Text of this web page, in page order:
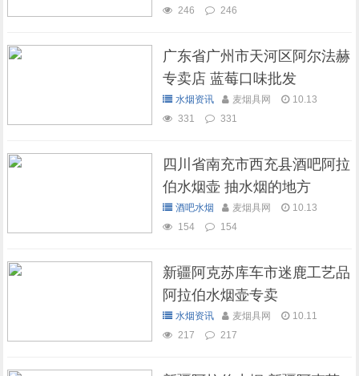
246
246
广东省广州市天河区阿尔法赫
专卖店 蓝莓口味批发
水烟资讯 麦烟具网
10.13
331
331
四川省南充市西充县酒吧阿拉
伯水烟壶 抽水烟的地方
酒吧水烟 麦烟具网
10.13
154
154
新疆阿克苏库车市迷鹿工艺品
阿拉伯水烟壶专卖
水烟资讯 麦烟具网
10.11
217
217